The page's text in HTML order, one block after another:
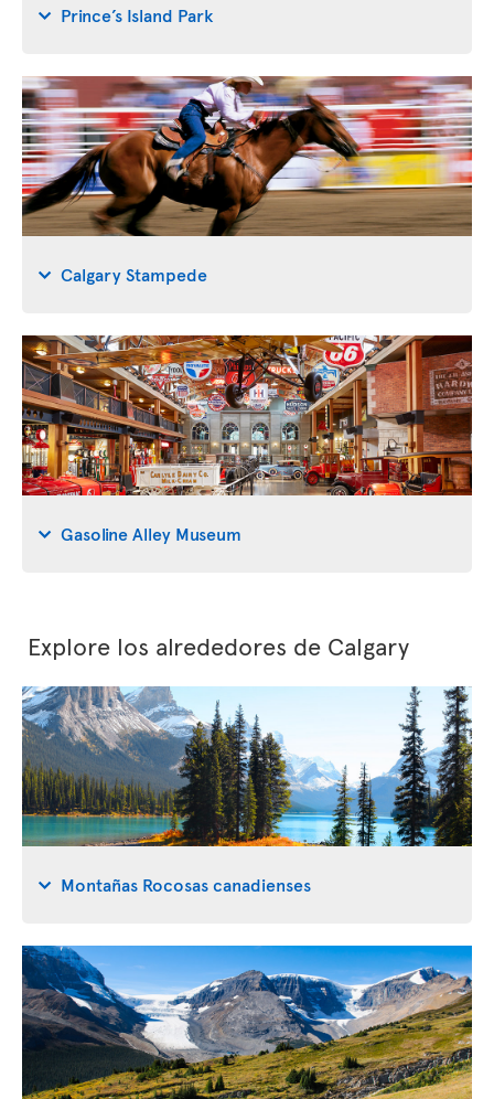
Prince’s Island Park
Calgary Stampede
Gasoline Alley Museum
Explore los alrededores de Calgary
Montañas Rocosas canadienses